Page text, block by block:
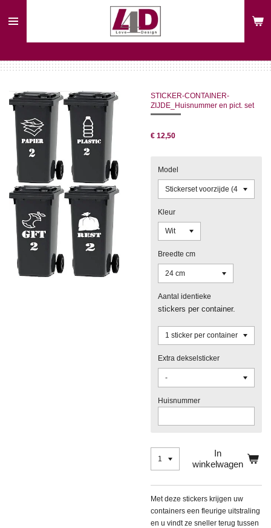
direct
hoofdinhoud
STICKER-CONTAINER-
ZIJDE_Huisnummer en pict. set
€ 12,50
Model
Kleur
Breedte cm
Aantal identieke
stickers per container.
Extra dekselsticker
Huisnummer
In
winkelwagen
Met deze stickers krijgen uw
containers een fleurige uitstraling
en u vindt ze sneller terug tussen